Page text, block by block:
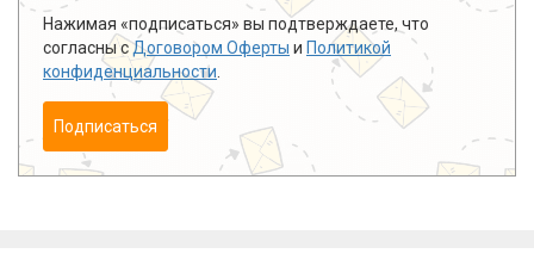
Нажимая «подписаться» вы подтверждаете, что
согласны сДоговором Оферты и Политикой
конфиденциальности
Подписаться